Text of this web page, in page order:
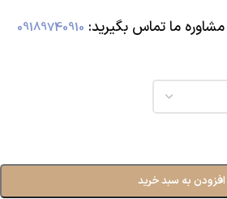
ما تماس بگیرید:‌ 09189740910
افزودن به سبد خرید